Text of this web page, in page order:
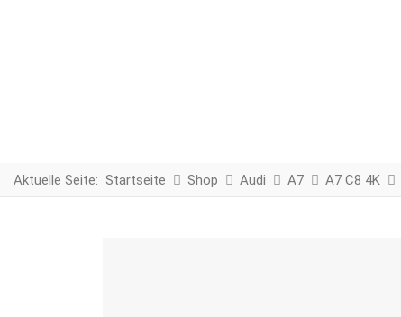
Aktuelle Seite: Startseite Shop Audi A7 A7 C8 4K